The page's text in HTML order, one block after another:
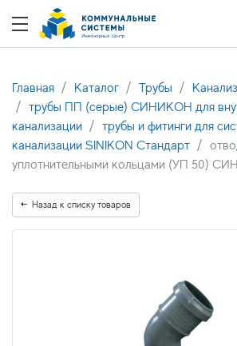
Главная Каталог Трубы
трубы ПП (серые) СИНИКОН для
канализации
трубы и фитинги для
канализации SINIKON Стандарт
уплотнительными кольцами (УП 50)
Назад к списку товаров